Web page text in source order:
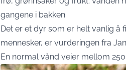
gangene i bakken.
Det er et dyr som er helt vanlig å
mennesker, er vurderingen fra
En normal vånd veier mellom